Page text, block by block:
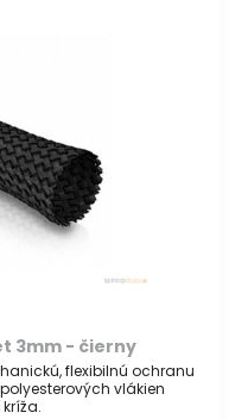
3mm - čierny
flexibilnú ochranu
vlákien